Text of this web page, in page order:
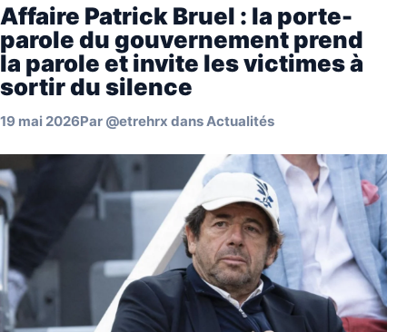
Affaire Patrick Bruel : la porte-
parole du gouvernement prend
la parole et invite les victimes à
sortir du silence
19 mai 2026Par @etrehrx dansActualités